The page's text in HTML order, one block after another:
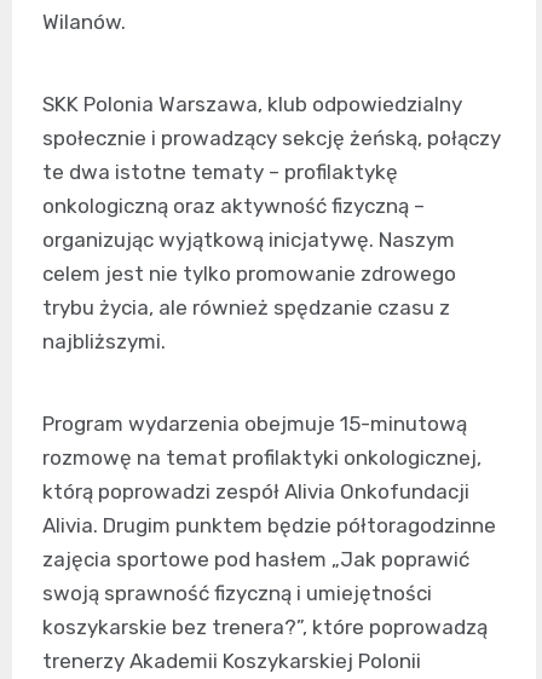
Wilanów.
SKK Polonia Warszawa, klub odpowiedzialny
społecznie i prowadzący sekcję żeńską, połączy
te dwa istotne tematy – profilaktykę
onkologiczną oraz aktywność fizyczną –
organizując wyjątkową inicjatywę. Naszym
celem jest nie tylko promowanie zdrowego
trybu życia, ale również spędzanie czasu z
najbliższymi.
Program wydarzenia obejmuje 15-minutową
rozmowę na temat profilaktyki onkologicznej,
którą poprowadzi zespół Alivia Onkofundacji
Alivia. Drugim punktem będzie półtoragodzinne
zajęcia sportowe pod hasłem „Jak poprawić
swoją sprawność fizyczną i umiejętności
koszykarskie bez trenera?”, które poprowadzą
trenerzy Akademii Koszykarskiej Polonii